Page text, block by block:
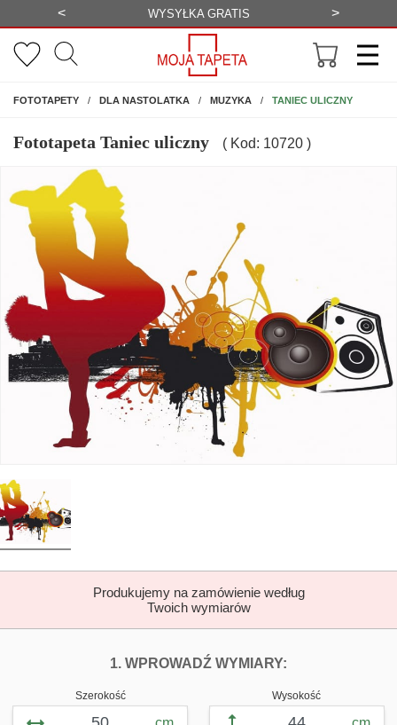
<
RABAT DO -20% BEZPŁATNA WIZUALIZACJA
>
FOTOTAPETYNA ŚCIANĘ
DLA NASTOLATKA MUZYKA TANIEC ULICZNY
Fototapeta Taniec uliczny ( Kod: 10720 )
Produkujemy na zamówienie według
Twoich wymiarów
1. WPROWADŹ WYMIARY:
Szerokość Wysokość